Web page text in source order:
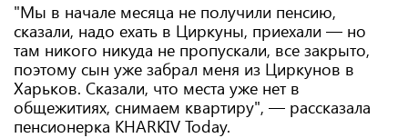
"Мы в начале месяца не получили пенсию,
сказали, надо ехать в Циркуны, приехали — но
там никого никуда не пропускали, все закрыто,
поэтому сын уже забрал меня из Циркунов в
Харьков. Сказали, что места уже нет в
общежитиях, снимаем квартиру", — рассказала
пенсионерка KHARKIV Today.